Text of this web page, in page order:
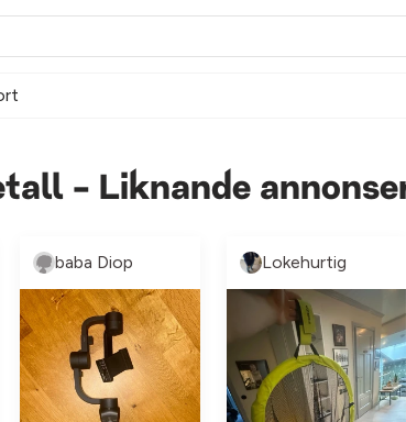
- Liknande
baba Diop Lokehurtig